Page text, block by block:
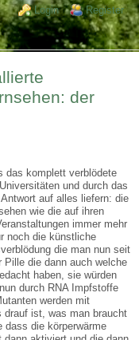
Login links
Login Register
der
das komplett verblödete
und durch das
auf alles liefern: die
wie die auf ihren
immer mehr
noch die künstliche
die man nun seit
Pille die dann auch welche
haben, sie würden
durch RNA Impfstoffe
werden mit
drauf ist, was man braucht
dass die körperwärme